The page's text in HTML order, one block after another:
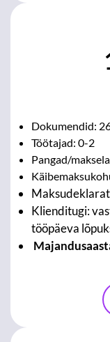
Dokumendid:
Töötajad: 0-2
Pangad/
Klienditugi:
tööpäeva